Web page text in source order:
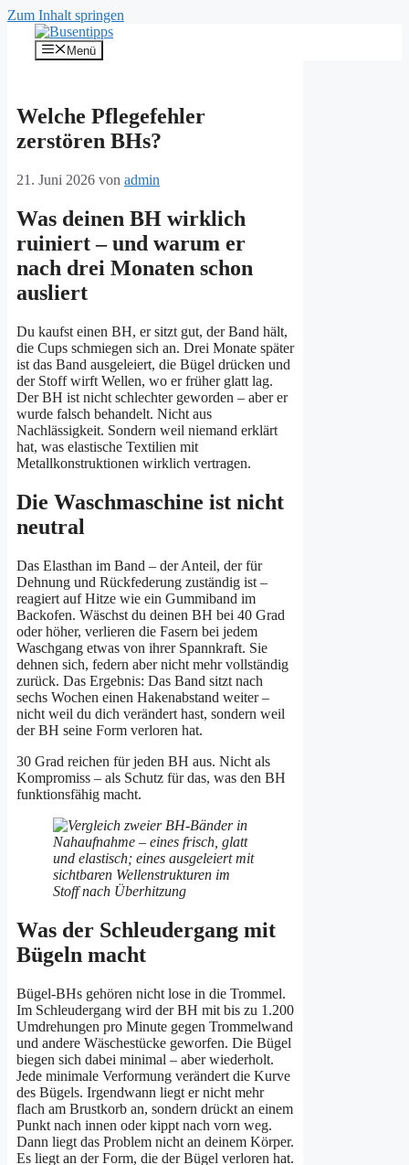
Zum Inhalt springen
Menü
Welche Pflegefehler
zerstören BHs?
21. Juni 2026 von admin
Was deinen BH wirklich
ruiniert – und warum er
nach drei Monaten schon
ausliert
Du kaufst einen BH, er sitzt gut, der Band hält,
die Cups schmiegen sich an. Drei Monate später
ist das Band ausgeleiert, die Bügel drücken und
der Stoff wirft Wellen, wo er früher glatt lag.
Der BH ist nicht schlechter geworden – aber er
wurde falsch behandelt. Nicht aus
Nachlässigkeit. Sondern weil niemand erklärt
hat, was elastische Textilien mit
Metallkonstruktionen wirklich vertragen.
Die Waschmaschine ist nicht
neutral
Das Elasthan im Band – der Anteil, der für
Dehnung und Rückfederung zuständig ist –
reagiert auf Hitze wie ein Gummiband im
Backofen. Wäschst du deinen BH bei 40 Grad
oder höher, verlieren die Fasern bei jedem
Waschgang etwas von ihrer Spannkraft. Sie
dehnen sich, federn aber nicht mehr vollständig
zurück. Das Ergebnis: Das Band sitzt nach
sechs Wochen einen Hakenabstand weiter –
nicht weil du dich verändert hast, sondern weil
der BH seine Form verloren hat.
30 Grad reichen für jeden BH aus. Nicht als
Kompromiss – als Schutz für das, was den BH
funktionsfähig macht.
Was der Schleudergang mit
Bügeln macht
Bügel-BHs gehören nicht lose in die Trommel.
Im Schleudergang wird der BH mit bis zu 1.200
Umdrehungen pro Minute gegen Trommelwand
und andere Wäschestücke geworfen. Die Bügel
biegen sich dabei minimal – aber wiederholt.
Jede minimale Verformung verändert die Kurve
des Bügels. Irgendwann liegt er nicht mehr
flach am Brustkorb an, sondern drückt an einem
Punkt nach innen oder kippt nach vorn weg.
Dann liegt das Problem nicht an deinem Körper.
Es liegt an der Form, die der Bügel verloren hat.